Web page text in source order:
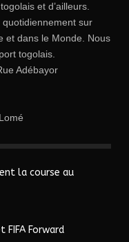
et d’ailleurs.
quotidiennement sur
et dans le Monde. Nous
togolais.
Adébayor
la course au
FIFA Forward